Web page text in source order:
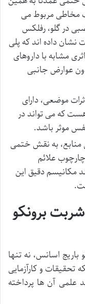
مخاطی مربوط می
در گلو، رفلکس
داده اند که پلی
مشابه با داروهای
عوارض جانبی
موضعی، دارای
که می تواند در
موثر باشد.
منابع، به نقش ختمی
علائم
مکانیسم دقیق این
برونکو
اسانس، نه تنها
تحقیقات و کارآزمایی
علمی آن ها پرداخته